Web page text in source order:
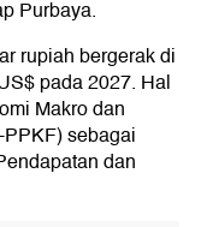
Purbaya.
rupiah bergerak di
pada 2027. Hal
Makro dan
sebagai
dan